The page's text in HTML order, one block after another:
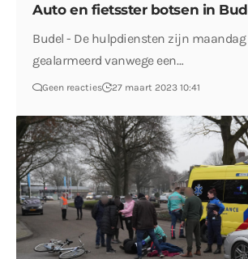
Auto en fietsster botsen in
Budel - De hulpdiensten zijn
gealarmeerd vanwege een…
Geen reacties 27 maart 2023 10:41